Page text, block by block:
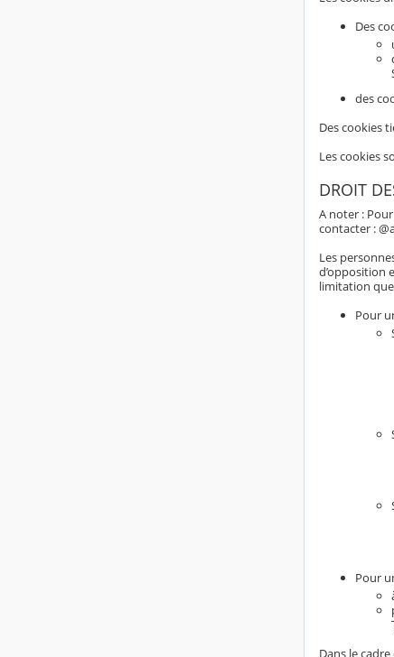
Des
des
Des cookies
Les cookies
DROIT
A noter :
contacter :
Les
d’opposition
limitation que
Pour
Pour
Dans le